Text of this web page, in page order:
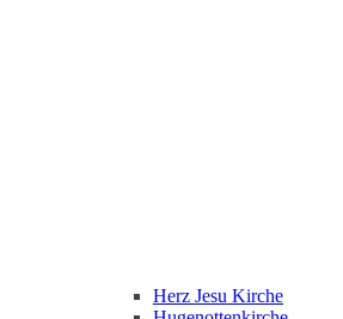
Herz Jesu Kirche